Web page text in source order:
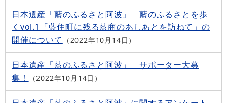
日本遺産「藍のふるさと阿波」 藍のふるさとを歩
くvol.1「藍住町に残る藍商のあしあとを訪ねて」の
開催について
2022年10月14日
日本遺産「藍のふるさと阿波」 サポーター大募
集！
2022年10月14日